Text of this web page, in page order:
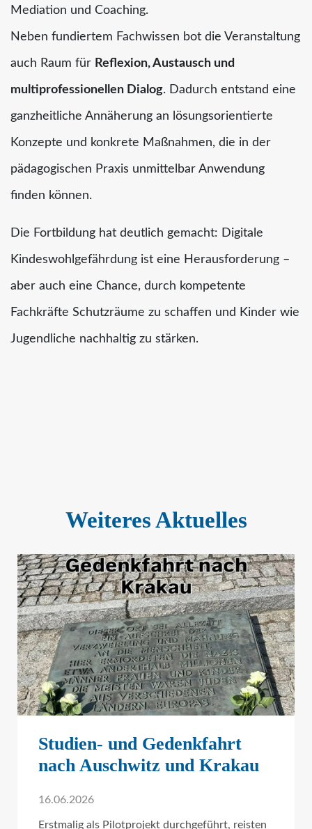
Mediation und Coaching.
Neben fundiertem Fachwissen bot die Veranstaltung
auch Raum für Reflexion, Austausch und
multiprofessionellen Dialog. Dadurch entstand eine
ganzheitliche Annäherung an lösungsorientierte
Konzepte und konkrete Maßnahmen, die in der
pädagogischen Praxis unmittelbar Anwendung
finden können.
Die Fortbildung hat deutlich gemacht: Digitale
Kindeswohlgefährdung ist eine Herausforderung –
aber auch eine Chance, durch kompetente
Fachkräfte Schutzräume zu schaffen und Kinder wie
Jugendliche nachhaltig zu stärken.
Weiteres Aktuelles
Studien- und Gedenkfahrt
nach Auschwitz und Krakau
16.06.2026
Erstmalig als Pilotprojekt durchgeführt, reisten